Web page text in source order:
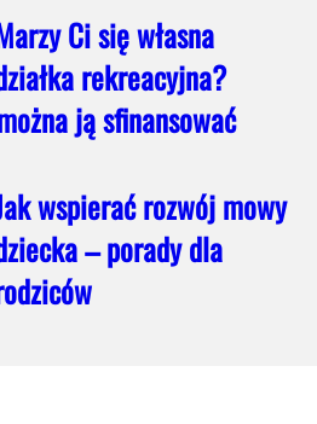
Ci się własna
rekreacyjna?
ją sfinansować
wspierać rozwój mowy
– porady dla